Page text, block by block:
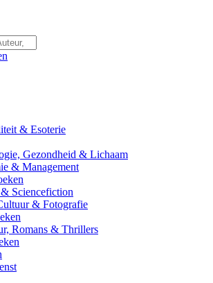
& Esoterie
Gezondheid & Lichaam
& Management
Sciencefiction
& Fotografie
Romans & Thrillers